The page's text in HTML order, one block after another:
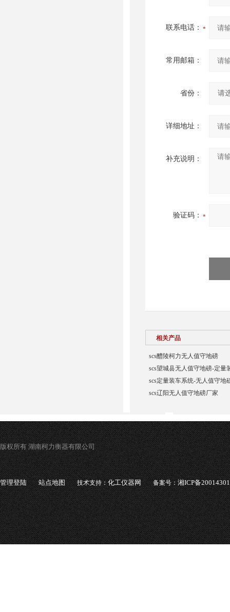
联系电话：
常用邮箱：
省份：
详细地址：
补充说明：
验证码：
相关产品
scs醴陵柯力无人值守地磅
scs望城县无人值守地磅-定量
scs定量装车系统-无人值守地
scs辽阳无人值守地磅厂家
版权所有 湖南柯力衡器有限公司
管理登陆 站点地图 技术支持：化工仪器网 备案号：湘ICP备